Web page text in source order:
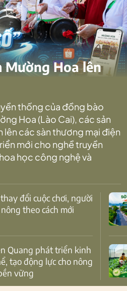
Hoa lên
thống của đồng bào
Hoa (Lào Cai), các sản
lên các sàn thương mại điện
mới cho nghề truyền
học công nghệ và
theo cách mới
tạo động lực cho nông
vững